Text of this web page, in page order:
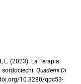
L. (2023). La Terapia
Quaderni Di
10.3280/qpc53-